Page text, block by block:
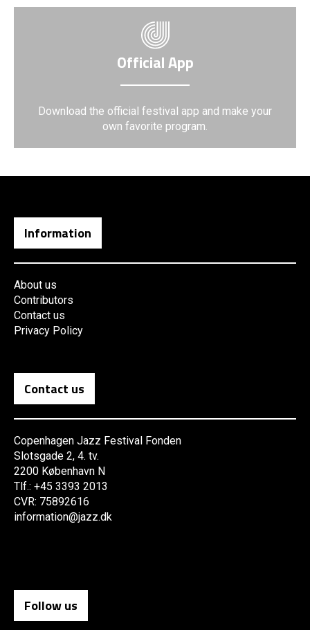
Official App
Download the official festival app and make your
own favorite program.
Information
About us
Contributors
Contact us
Privacy Policy
Contact us
Copenhagen Jazz Festival Fonden
Slotsgade 2, 4. tv.
2200 København N
Tlf.: +45 3393 2013
CVR: 75892616
information@jazz.dk
Follow us